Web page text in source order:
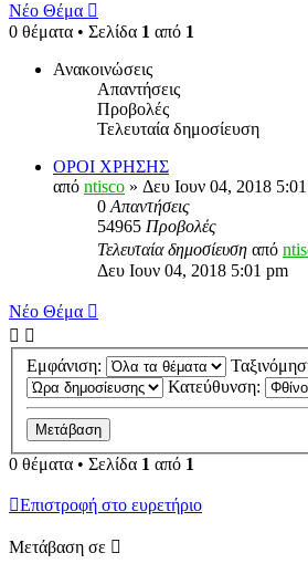
Νέο Θέμα
0 θέματα • Σελίδα 1 από 1
Ανακοινώσεις
Απαντήσεις
Προβολές
Τελευταία δημοσίευση
ΟΡΟΙ ΧΡΗΣΗΣ
από ntisco » Δευ Ιουν 04, 2018
0 Απαντήσεις
54965 Προβολές
Τελευταία δημοσίευση από
Δευ Ιουν 04, 2018 5:01 pm
Νέο Θέμα
Εμφάνιση:
Κατεύθυνση:
0 θέματα • Σελίδα 1 από 1
Επιστροφή στο ευρετήριο
Μετάβαση σε